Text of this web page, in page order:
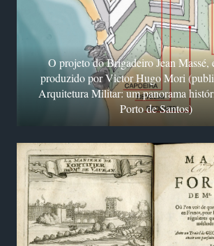
O projeto do Brigadeiro Jean Massé,
produzido por Victor Hugo Mori
Arquitetura Militar: um panorama
Porto de Santos)